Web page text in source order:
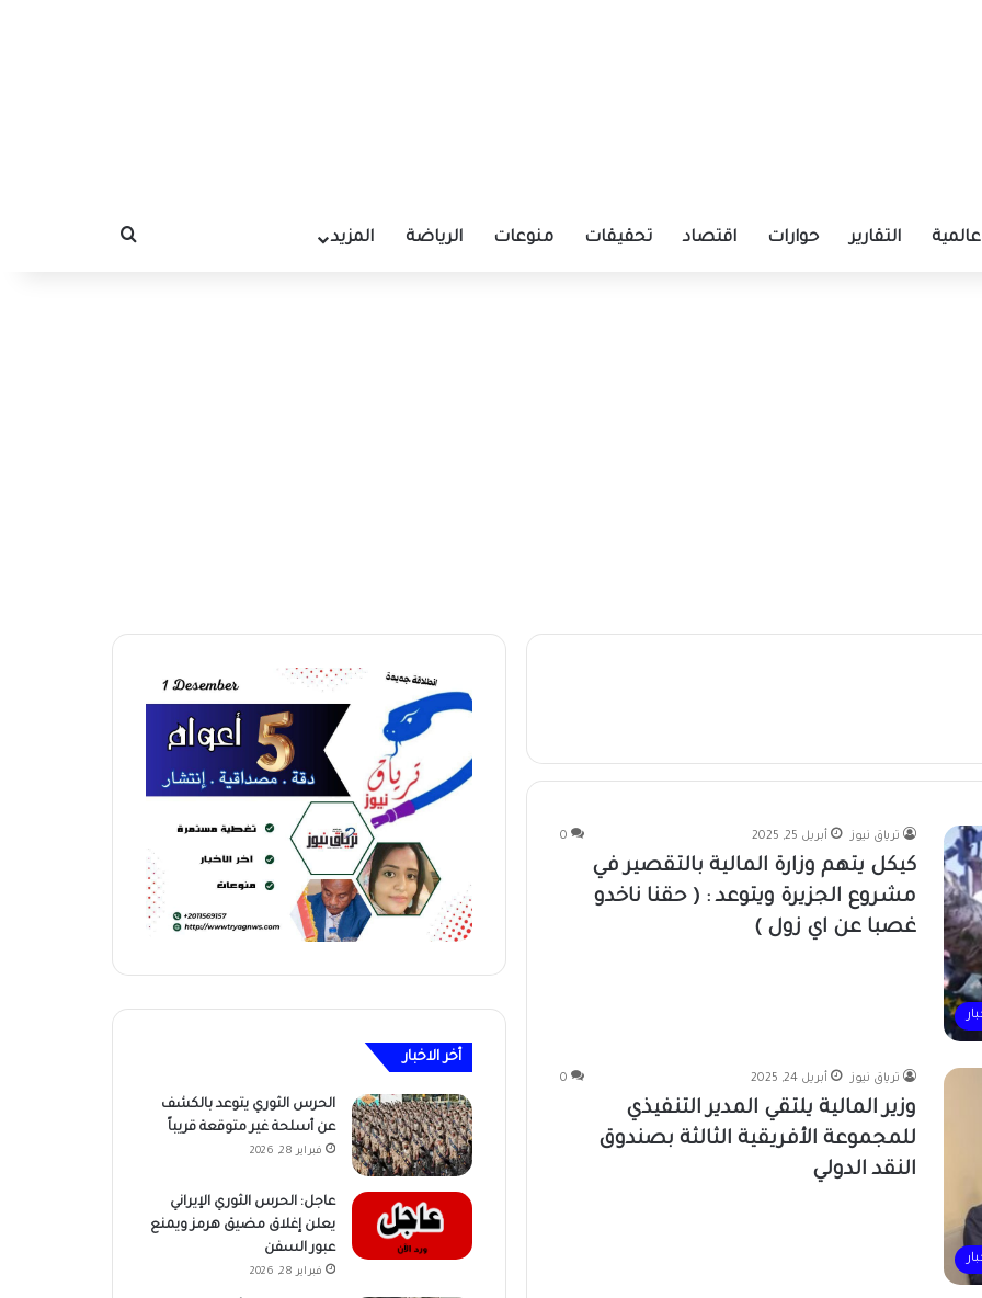
عالمية التقارير حوارات اقتصاد تحقيقات منوعات الرياضة المزيد بحث عن
ترياق نيوز أبريل 25, 2025 0
كيكل يتهم وزارة المالية بالتقصير في
مشروع الجزيرة ويتوعد : ( حقنا ناخدو
غصبا عن اي زول )
ترياق نيوز أبريل 24, 2025 0
وزير المالية يلتقي المدير التنفيذي
للمجموعة الأفريقية الثالثة بصندوق
النقد الدولي
أخر الاخبار
الحرس الثوري يتوعد بالكشف
عن أسلحة غير متوقعة قريباً
فبراير 28, 2026
عاجل: الحرس الثوري الإيراني
يعلن إغلاق مضيق هرمز ويمنع
عبور السفن
فبراير 28, 2026